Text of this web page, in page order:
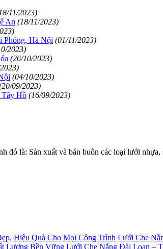
11/2023)
An (18/11/2023)
Phóng, Hà Nội (01/11/2023)
2023)
(26/10/2023)
(04/10/2023)
09/2023)
Tây Hồ (16/09/2023)
đó là: Sản xuất và bán buôn các loại lưới
Lưới Che
Lưới Che Nắng Đài Loan –